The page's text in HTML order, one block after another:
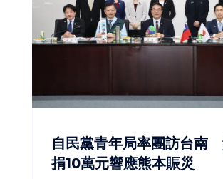
自民黨青年局率團訪台南
捐10萬元響應熊本賑災